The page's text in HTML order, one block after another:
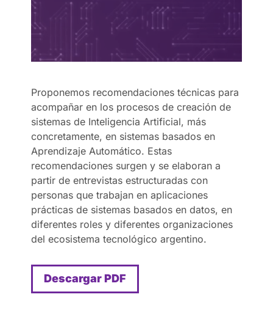
Proponemos recomendaciones técnicas para
acompañar en los procesos de creación de
sistemas de Inteligencia Artificial, más
concretamente, en sistemas basados en
Aprendizaje Automático. Estas
recomendaciones surgen y se elaboran a
partir de entrevistas estructuradas con
personas que trabajan en aplicaciones
prácticas de sistemas basados en datos, en
diferentes roles y diferentes organizaciones
del ecosistema tecnológico argentino.
Descargar PDF